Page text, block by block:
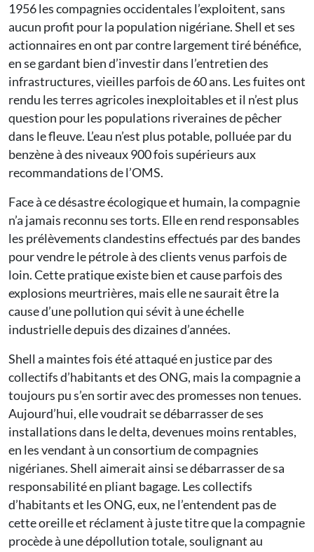
1956 les compagnies occidentales l’exploitent, sans
aucun profit pour la population nigériane. Shell et ses
actionnaires en ont par contre largement tiré bénéfice,
en se gardant bien d’investir dans l’entretien des
infrastructures, vieilles parfois de 60 ans. Les fuites ont
rendu les terres agricoles inexploitables et il n’est plus
question pour les populations riveraines de pêcher
dans le fleuve. L’eau n’est plus potable, polluée par du
benzène à des niveaux 900 fois supérieurs aux
recommandations de l’OMS.
Face à ce désastre écologique et humain, la compagnie
n’a jamais reconnu ses torts. Elle en rend responsables
les prélèvements clandestins effectués par des bandes
pour vendre le pétrole à des clients venus parfois de
loin. Cette pratique existe bien et cause parfois des
explosions meurtrières, mais elle ne saurait être la
cause d’une pollution qui sévit à une échelle
industrielle depuis des dizaines d’années.
Shell a maintes fois été attaqué en justice par des
collectifs d’habitants et des ONG, mais la compagnie a
toujours pu s’en sortir avec des promesses non tenues.
Aujourd’hui, elle voudrait se débarrasser de ses
installations dans le delta, devenues moins rentables,
en les vendant à un consortium de compagnies
nigérianes. Shell aimerait ainsi se débarrasser de sa
responsabilité en pliant bagage. Les collectifs
d’habitants et les ONG, eux, ne l’entendent pas de
cette oreille et réclament à juste titre que la compagnie
procède à une dépollution totale, soulignant au